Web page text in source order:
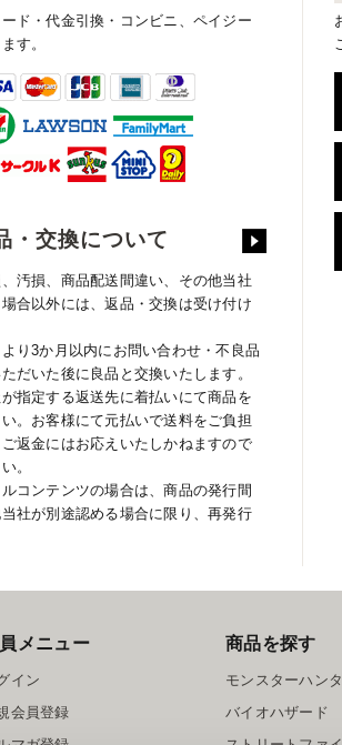
ド・代金引換・コンビニ、ペイジー
す。
・交換について
汚損、商品配送間違い、その他当社
合以外には、返品・交換は受け付け
り3か月以内にお問い合わせ・不良品
だいた後に良品と交換いたします。
指定する返送先に着払いにて商品を
。お客様にて元払いで送料をご負担
返金にはお応えいたしかねますので
。
コンテンツの場合は、商品の発行間
社が別途認める場合に限り、再発行
メニュー
イン
会員登録
商品を探す
モンスターハン
バイオハザード